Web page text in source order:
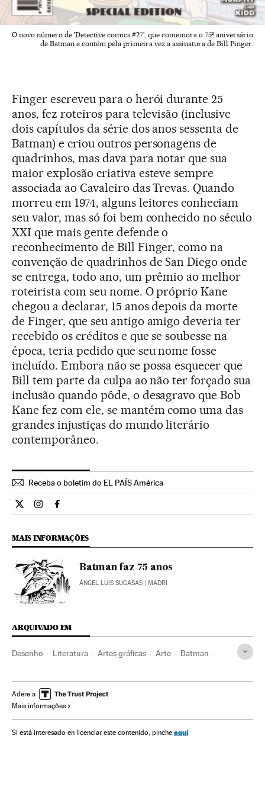
O novo número de 'Detective comics #27', que comemora o 75º aniversário
de Batman e contém pela primeira vez a assinatura de Bill Finger.
Finger escreveu para o herói durante 25
anos, fez roteiros para televisão (inclusive
dois capítulos da série dos anos sessenta de
Batman) e criou outros personagens de
quadrinhos, mas dava para notar que sua
maior explosão criativa esteve sempre
associada ao Cavaleiro das Trevas. Quando
morreu em 1974, alguns leitores conheciam
seu valor, mas só foi bem conhecido no século
XXI que mais gente defende o
reconhecimento de Bill Finger, como na
convenção de quadrinhos de San Diego onde
se entrega, todo ano, um prêmio ao melhor
roteirista com seu nome. O próprio Kane
chegou a declarar, 15 anos depois da morte
de Finger, que seu antigo amigo deveria ter
recebido os créditos e que se soubesse na
época, teria pedido que seu nome fosse
incluído. Embora não se possa esquecer que
Bill tem parte da culpa ao não ter forçado sua
inclusão quando pôde, o desagravo que Bob
Kane fez com ele, se mantém como uma das
grandes injustiças do mundo literário
contemporâneo.
Receba o boletim do EL PAÍS América
Cultura El País Brasil en Twitter
Cultura El País Brasil en Instagram
Cultura El País Brasil en Facebook
MAIS INFORMAÇÕES
Batman faz 75 anos
ÁNGEL LUIS SUCASAS | MADRI
ARQUIVADO EM
Desenho Literatura Artes gráficas Arte Batman
Setor editorial Histórias em quadrinhos
Livros Super-heróis
Indústria cultural Cultura
Adere a
Mais informações
Si está interesado en licenciar este contenido, pinche aquí